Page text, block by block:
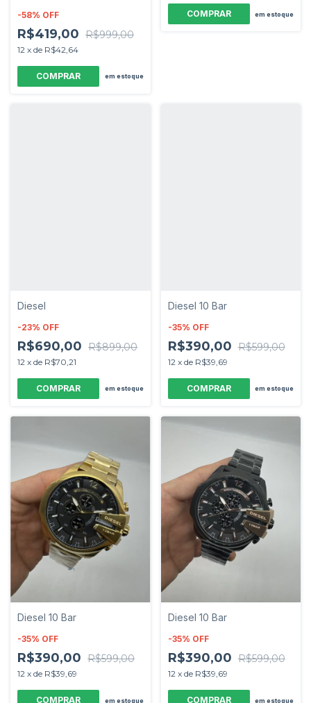
-58% OFF
R$419,00 R$999,00
12 x de R$42,64
em estoque
em estoque
Diesel
-23% OFF
R$690,00 R$899,00
12 x de R$70,21
em estoque
Diesel 10 Bar
-35% OFF
R$390,00 R$599,00
12 x de R$39,69
em estoque
Diesel 10 Bar
-35% OFF
R$390,00 R$599,00
12 x de R$39,69
em estoque
Diesel 10 Bar
-35% OFF
R$390,00 R$599,00
12 x de R$39,69
em estoque